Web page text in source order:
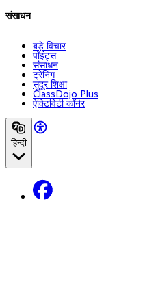
संसाधन
बड़े विचार
पॉइंट्स
संसाधन
ट्रेनिंग
सुदूर शिक्षा
ClassDojo Plus
ऐक्टिविटी कॉर्नर
हिन्दी
Facebook